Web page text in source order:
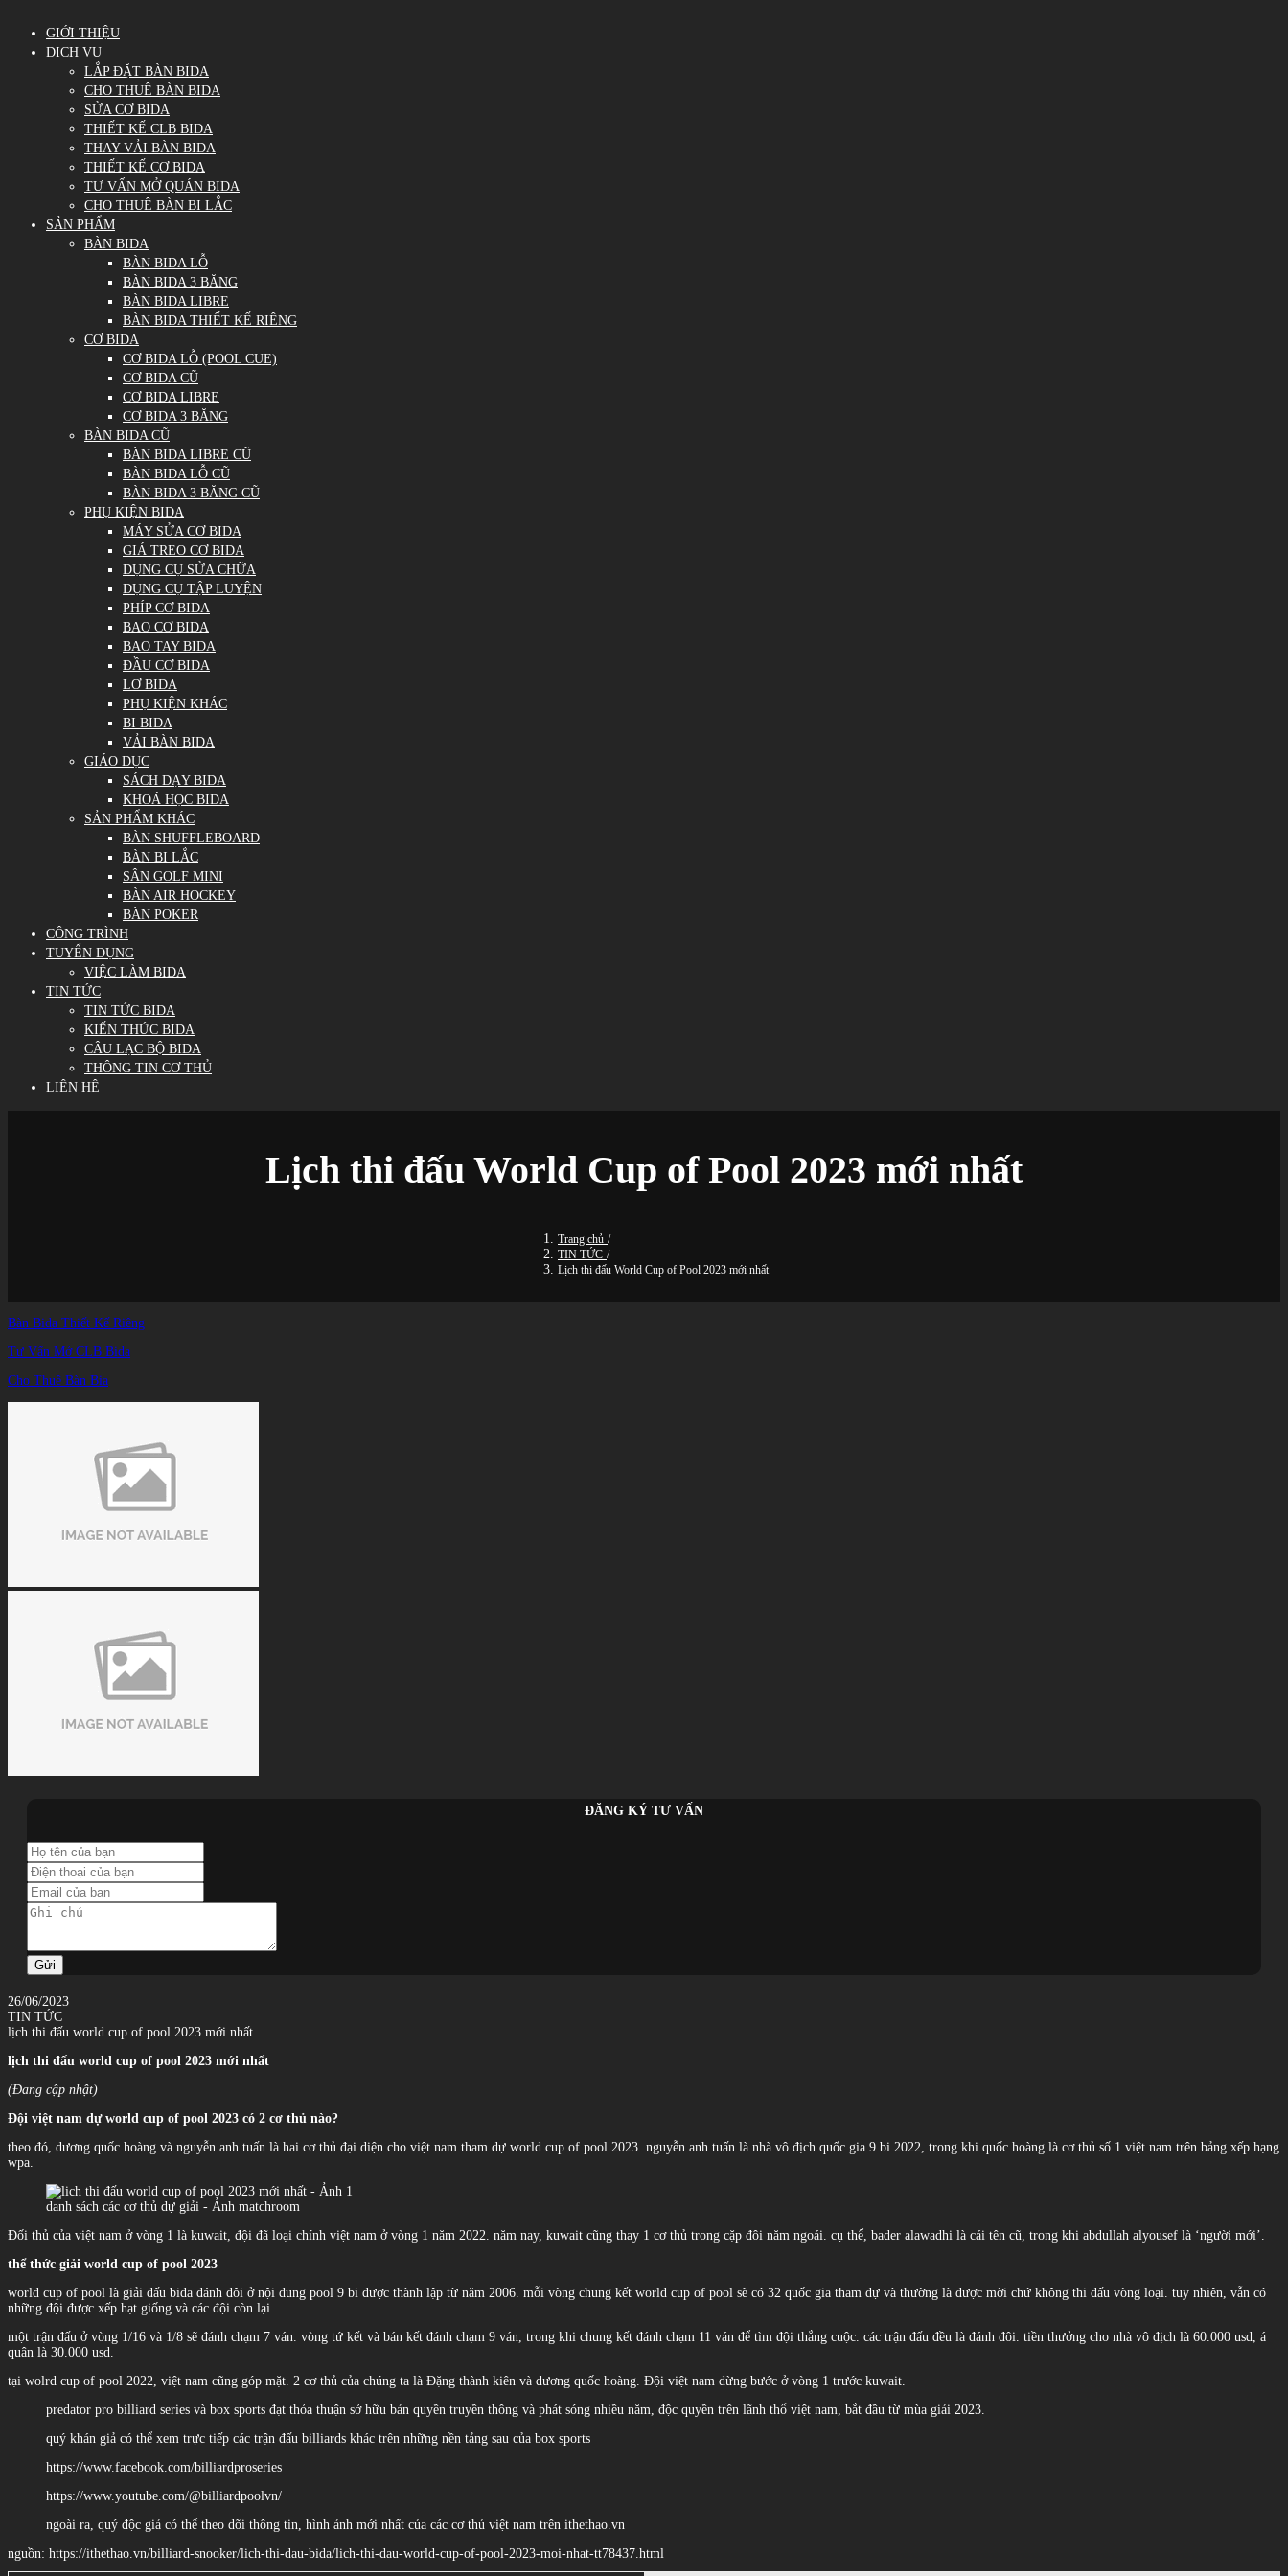
GIỚI THIỆU
DỊCH VỤ
LẮP ĐẶT BÀN BIDA
CHO THUÊ BÀN BIDA
SỬA CƠ BIDA
THIẾT KẾ CLB BIDA
THAY VẢI BÀN BIDA
THIẾT KẾ CƠ BIDA
TƯ VẤN MỞ QUÁN BIDA
CHO THUÊ BÀN BI LẮC
SẢN PHẨM
BÀN BIDA
BÀN BIDA LỖ
BÀN BIDA 3 BĂNG
BÀN BIDA LIBRE
BÀN BIDA THIẾT KẾ RIÊNG
CƠ BIDA
CƠ BIDA LỖ (POOL CUE)
CƠ BIDA CŨ
CƠ BIDA LIBRE
CƠ BIDA 3 BĂNG
BÀN BIDA CŨ
BÀN BIDA LIBRE CŨ
BÀN BIDA LỖ CŨ
BÀN BIDA 3 BĂNG CŨ
PHỤ KIỆN BIDA
MÁY SỬA CƠ BIDA
GIÁ TREO CƠ BIDA
DỤNG CỤ SỬA CHỮA
DỤNG CỤ TẬP LUYỆN
PHÍP CƠ BIDA
BAO CƠ BIDA
BAO TAY BIDA
ĐẦU CƠ BIDA
LƠ BIDA
PHỤ KIỆN KHÁC
BI BIDA
VẢI BÀN BIDA
GIÁO DỤC
SÁCH DẠY BIDA
KHOÁ HỌC BIDA
SẢN PHẨM KHÁC
BÀN SHUFFLEBOARD
BÀN BI LẮC
SÂN GOLF MINI
BÀN AIR HOCKEY
BÀN POKER
CÔNG TRÌNH
TUYỂN DỤNG
VIỆC LÀM BIDA
TIN TỨC
TIN TỨC BIDA
KIẾN THỨC BIDA
CÂU LẠC BỘ BIDA
THÔNG TIN CƠ THỦ
LIÊN HỆ
Lịch thi đấu World Cup of Pool 2023 mới nhất
Trang chủ /
TIN TỨC /
Lịch thi đấu World Cup of Pool 2023 mới nhất
Bàn Bida Thiết Kế Riêng
Tư Vấn Mở CLB Bida
Cho Thuê Bàn Bia
ĐĂNG KÝ TƯ VẤN
Gửi
26/06/2023
TIN TỨC
lịch thi đấu world cup of pool 2023 mới nhất
lịch thi đấu world cup of pool 2023 mới nhất
(Đang cập nhật)
Đội việt nam dự world cup of pool 2023 có 2 cơ thủ nào?
theo đó, dương quốc hoàng và nguyễn anh tuấn là hai cơ thủ đại diện cho việt nam tham dự world cup of pool 2023. nguyễn anh tuấn là nhà vô địch quốc gia 9 bi 2022, trong khi quốc hoàng là cơ thủ số 1 việt nam trên bảng xếp hạng
wpa.
danh sách các cơ thủ dự giải - Ảnh matchroom
Đối thủ của việt nam ở vòng 1 là kuwait, đội đã loại chính việt nam ở vòng 1 năm 2022. năm nay, kuwait cũng thay 1 cơ thủ trong cặp đôi năm ngoái. cụ thể, bader alawadhi là cái tên cũ, trong khi abdullah alyousef là ‘người mới’.
thể thức giải world cup of pool 2023
world cup of pool là giải đấu bida đánh đôi ở nội dung pool 9 bi được thành lập từ năm 2006. mỗi vòng chung kết world cup of pool sẽ có 32 quốc gia tham dự và thường là được mời chứ không thi đấu vòng loại. tuy nhiên, vẫn có
những đội được xếp hạt giống và các đội còn lại.
một trận đấu ở vòng 1/16 và 1/8 sẽ đánh chạm 7 ván. vòng tứ kết và bán kết đánh chạm 9 ván, trong khi chung kết đánh chạm 11 ván để tìm đội thắng cuộc. các trận đấu đều là đánh đôi. tiền thưởng cho nhà vô địch là 60.000 usd, á
quân là 30.000 usd.
tại wolrd cup of pool 2022, việt nam cũng góp mặt. 2 cơ thủ của chúng ta là Đặng thành kiên và dương quốc hoàng. Đội việt nam dừng bước ở vòng 1 trước kuwait.
predator pro billiard series và box sports đạt thỏa thuận sở hữu bản quyền truyền thông và phát sóng nhiều năm, độc quyền trên lãnh thổ việt nam, bắt đầu từ mùa giải 2023.
quý khán giả có thể xem trực tiếp các trận đấu billiards khác trên những nền tảng sau của box sports
https://www.facebook.com/billiardproseries
https://www.youtube.com/@billiardpoolvn/
ngoài ra, quý độc giả có thể theo dõi thông tin, hình ảnh mới nhất của các cơ thủ việt nam trên ithethao.vn
nguồn: https://ithethao.vn/billiard-snooker/lich-thi-dau-bida/lich-thi-dau-world-cup-of-pool-2023-moi-nhat-tt78437.html